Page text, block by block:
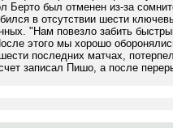
Берто был отменен из-за
в отсутствии шести
"Нам повезло забить
этого мы хорошо
последних матчах,
записал Пишо, а после